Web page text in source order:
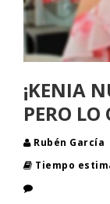
¡KENIA
PERO LO
Rubén García
Tiempo